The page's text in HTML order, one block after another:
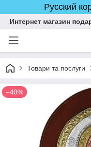
Русский
Интернет магазин
Товари та послуги
–40%